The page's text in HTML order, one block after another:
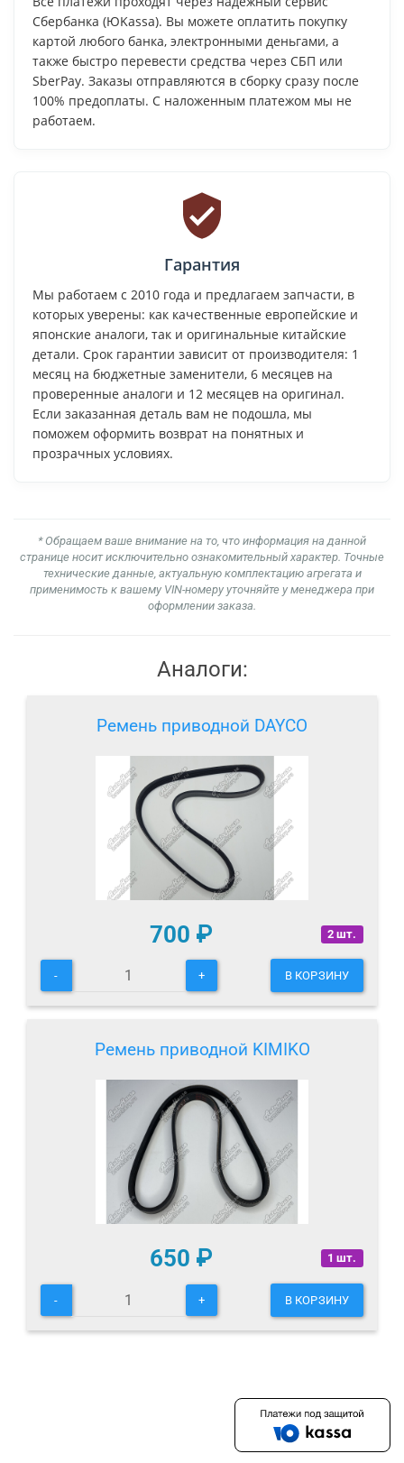
Сбербанка (ЮKassa). Вы можете оплатить покупку
картой любого банка, электронными деньгами, а
также быстро перевести средства через СБП или
SberPay. Заказы отправляются в сборку сразу после
100% предоплаты. С наложенным платежом мы не
работаем.
Гарантия
Мы работаем с 2010 года и предлагаем запчасти, в
которых уверены: как качественные европейские и
японские аналоги, так и оригинальные китайские
детали. Срок гарантии зависит от производителя: 1
месяц на бюджетные заменители, 6 месяцев на
проверенные аналоги и 12 месяцев на оригинал.
Если заказанная деталь вам не подошла, мы
поможем оформить возврат на понятных и
прозрачных условиях.
* Обращаем ваше внимание на то, что информация на данной
странице носит исключительно ознакомительный характер. Точные
технические данные, актуальную комплектацию агрегата и
применимость к вашему VIN-номеру уточняйте у менеджера при
оформлении заказа.
Аналоги:
Ремень приводной DAYCO
2 шт.
700 ₽
- + В КОРЗИНУ
Ремень приводной KIMIKO
1 шт.
650 ₽
- + В КОРЗИНУ